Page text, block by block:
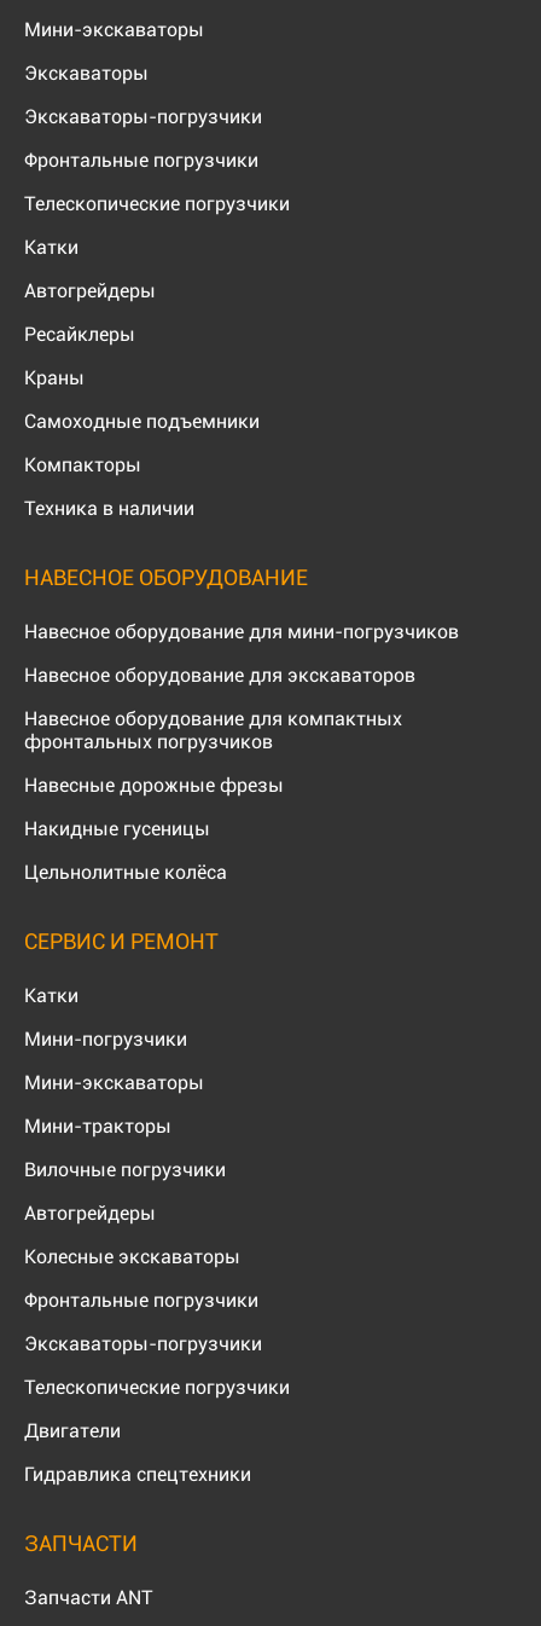
Мини-экскаваторы
Экскаваторы
Экскаваторы-погрузчики
Фронтальные погрузчики
Телескопические погрузчики
Катки
Автогрейдеры
Ресайклеры
Краны
Самоходные подъемники
Компакторы
Техника в наличии
НАВЕСНОЕ ОБОРУДОВАНИЕ
Навесное оборудование для мини-погрузчиков
Навесное оборудование для экскаваторов
Навесное оборудование для компактных
фронтальных погрузчиков
Навесные дорожные фрезы
Накидные гусеницы
Цельнолитные колёса
СЕРВИС И РЕМОНТ
Катки
Мини-погрузчики
Мини-экскаваторы
Мини-тракторы
Вилочные погрузчики
Автогрейдеры
Колесные экскаваторы
Фронтальные погрузчики
Экскаваторы-погрузчики
Телескопические погрузчики
Двигатели
Гидравлика спецтехники
ЗАПЧАСТИ
Запчасти ANT